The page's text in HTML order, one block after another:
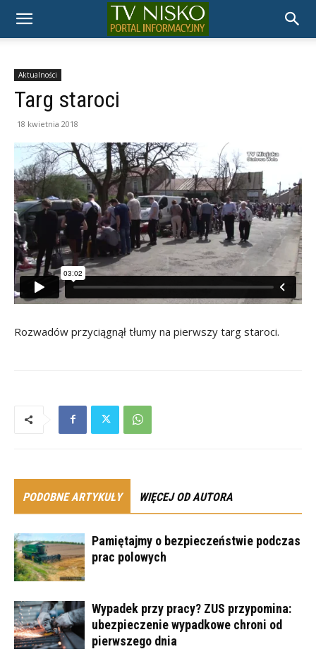
TELEWIZJA
NISKO
Aktualności
Targ staroci
18 kwietnia 2018
Rozwadów przyciągnął tłumy na pierwszy targ staroci.
PODOBNE ARTYKUŁY WIĘCEJ OD AUTORA
Pamiętajmy o bezpieczeństwie podczas
prac polowych
Wypadek przy pracy? ZUS przypomina:
ubezpieczenie wypadkowe chroni od
pierwszego dnia